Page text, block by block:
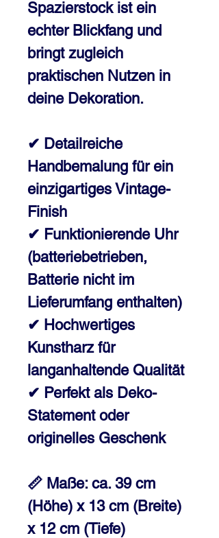
Spazierstock ist ein
echter Blickfang und
bringt zugleich
praktischen Nutzen in
deine Dekoration.
✔ Detailreiche
Handbemalung für ein
einzigartiges Vintage-
Finish
✔ Funktionierende Uhr
(batteriebetrieben,
Batterie nicht im
Lieferumfang enthalten)
✔ Hochwertiges
Kunstharz für
langanhaltende Qualität
✔ Perfekt als Deko-
Statement oder
originelles Geschenk
📏 Maße: ca. 39 cm
(Höhe) x 13 cm (Breite)
x 12 cm (Tiefe)